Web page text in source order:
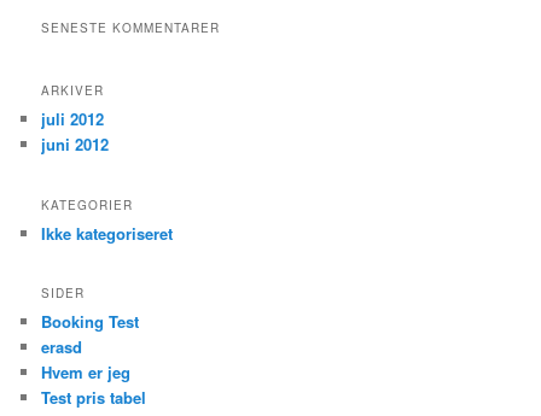
SENESTE KOMMENTARER
ARKIVER
juli 2012
juni 2012
KATEGORIER
Ikke kategoriseret
SIDER
Booking Test
erasd
Hvem er jeg
Test pris tabel